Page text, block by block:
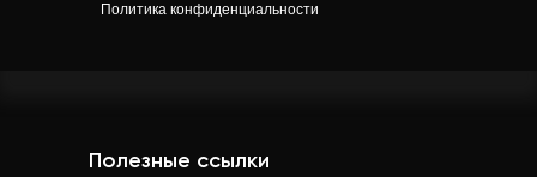
Политика конфиденциальности
Полезные ссылки